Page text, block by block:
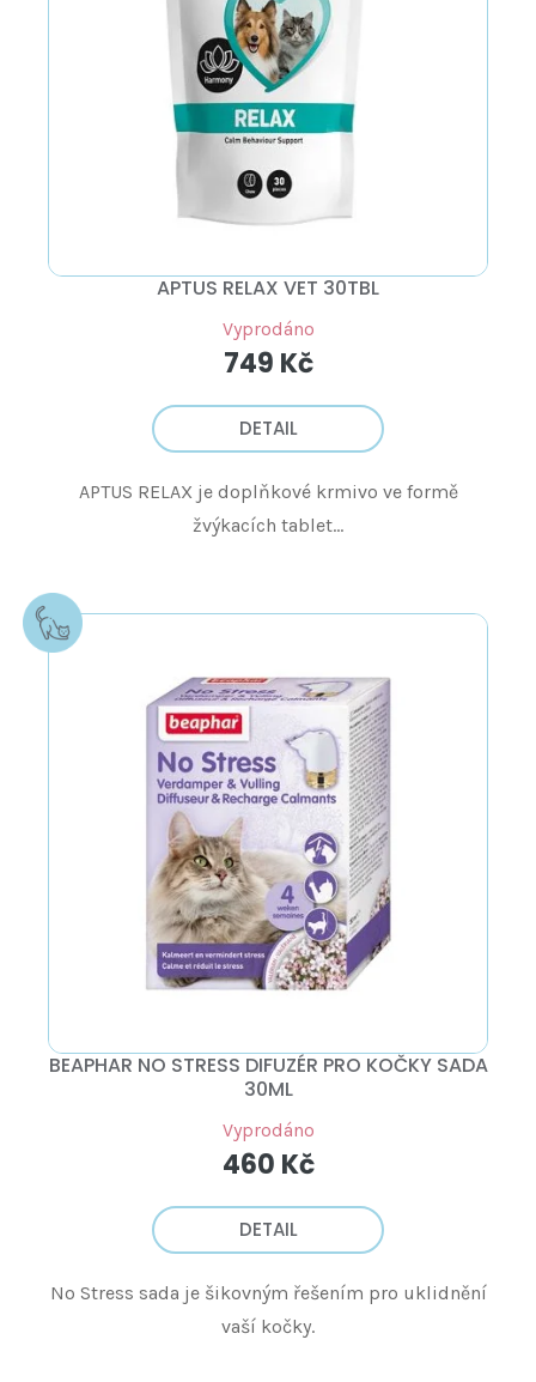
APTUS RELAX VET 30TBL
Vyprodáno
749 Kč
DETAIL
APTUS RELAX je doplňkové krmivo ve formě
žvýkacích tablet...
BEAPHAR NO STRESS DIFUZÉR PRO KOČKY SADA
30ML
Vyprodáno
460 Kč
DETAIL
No Stress sada je šikovným řešením pro uklidnění
vaší kočky.